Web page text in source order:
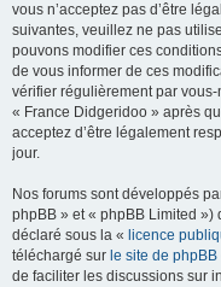
vous n’acceptez pas d’être
suivantes, veuillez ne pas
pouvons modifier ces
de vous informer de ces
vérifier régulièrement par
« France Didgeridoo » après
acceptez d’être légalement
jour.
Nos forums sont développés
phpBB » et « phpBB Limited
déclaré sous la « licence
téléchargé sur le site de phpBB
de faciliter les discussions sur